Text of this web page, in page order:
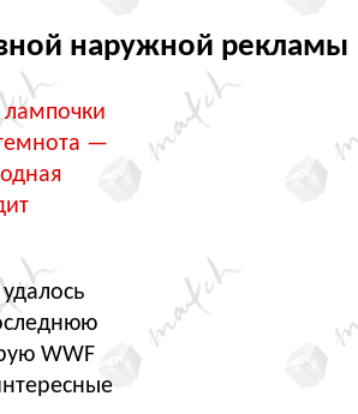
наружной рекламы
—
WWF